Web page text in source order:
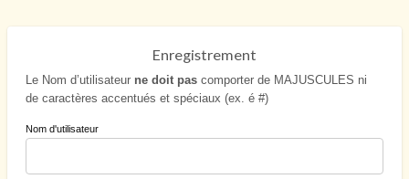
Enregistrement
Le Nom d’utilisateur ne doit pas comporter de MAJUSCULES ni
de caractères accentués et spéciaux (ex. é #)
Nom d'utilisateur